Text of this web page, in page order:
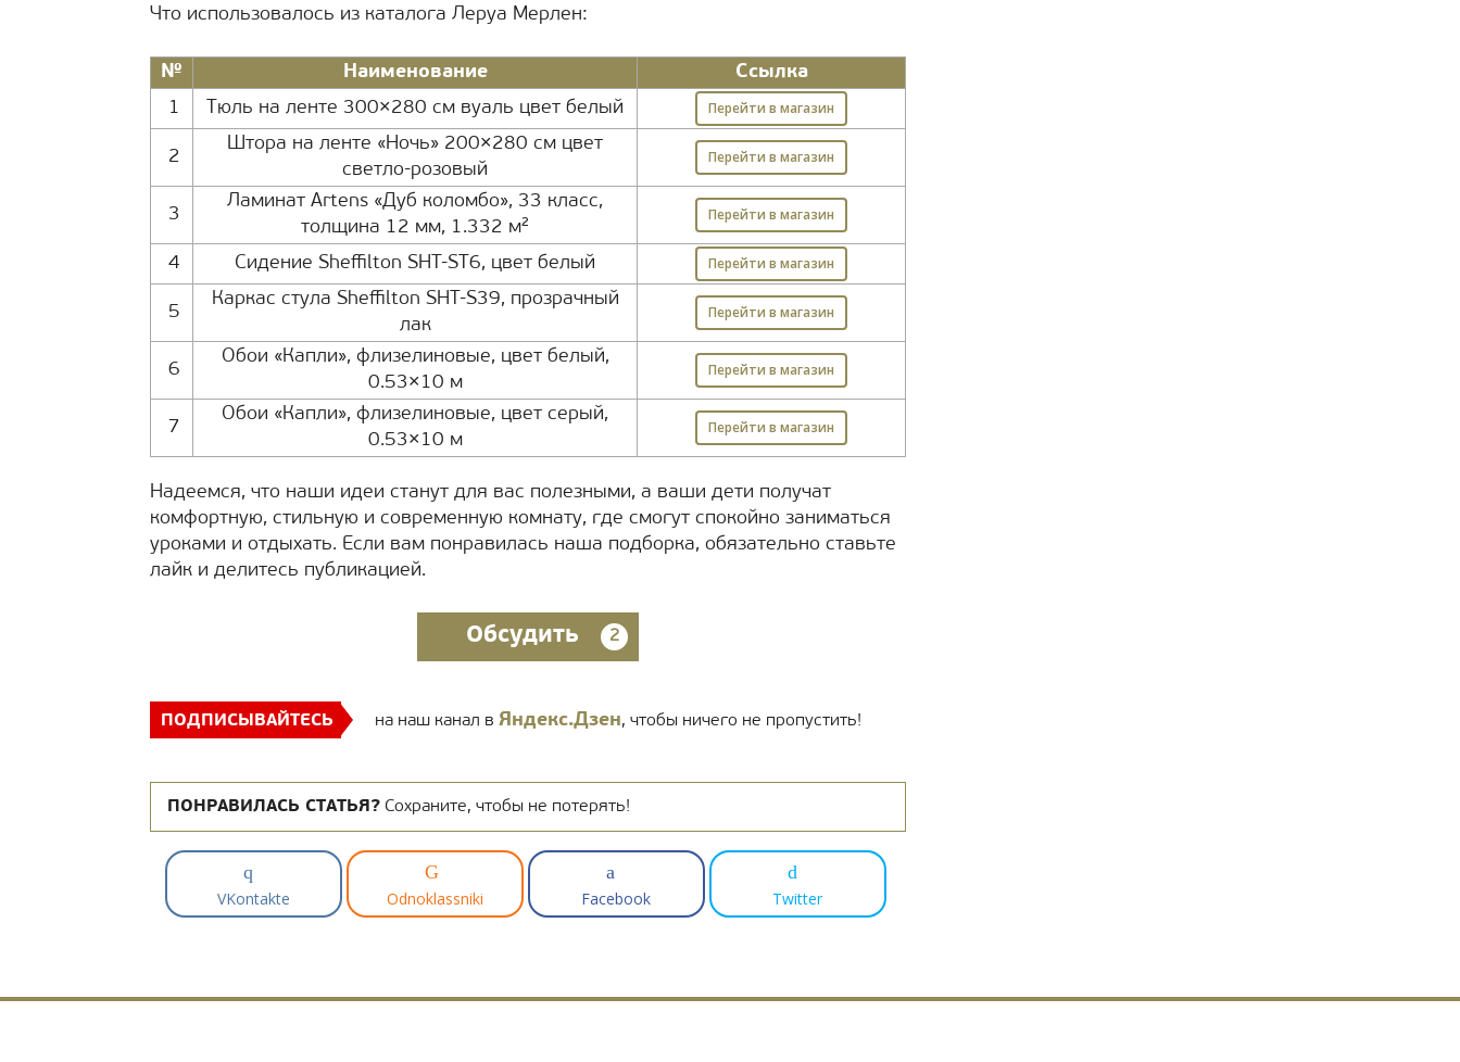
Что использовалось из каталога Леруа Мерлен:
№ Наименование
Ссылка
1
Тюль на ленте 300×280 см вуаль цвет белый Перейти в магазин
2
Штора на ленте «Ночь» 200×280 см цвет
светло-розовый
Перейти в магазин
3
Ламинат Artens «Дуб коломбо», 33 класс,
толщина 12 мм, 1.332 м²
Перейти в магазин
4 Сидение Sheffilton SHT-ST6, цвет белый Перейти в магазин
5
Каркас стула Sheffilton SHT-S39, прозрачный
лак
Перейти в магазин
6
Обои «Капли», флизелиновые, цвет белый,
0.53×10 м
Перейти в магазин
7
Обои «Капли», флизелиновые, цвет серый,
0.53×10 м
Перейти в магазин
Надеемся, что наши идеи станут для вас полезными, а ваши дети получат
комфортную, стильную и современную комнату, где смогут спокойно заниматься
уроками и отдыхать. Если вам понравилась наша подборка, обязательно ставьте
лайк и делитесь публикацией.
Обсудить 2
ПОДПИСЫВАЙТЕСЬ на наш канал в Яндекс.Дзен, чтобы ничего не пропустить!
ПОНРАВИЛАСЬ СТАТЬЯ? Сохраните, чтобы не потерять!
VKontakte Odnoklassniki Facebook Twitter